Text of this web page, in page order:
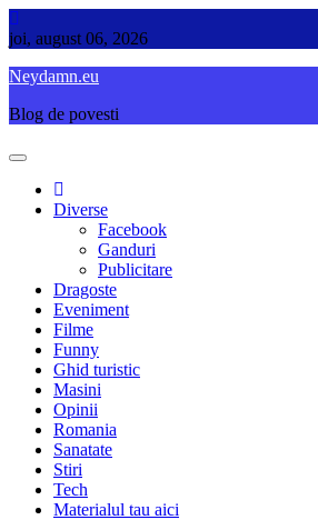
Skip
to
joi, august 06, 2026
Neydamn.eu
Blog de povesti
Diverse
Facebook
Ganduri
Publicitare
Dragoste
Eveniment
Filme
Funny
Ghid turistic
Masini
Opinii
Romania
Sanatate
Stiri
Tech
Materialul tau aici